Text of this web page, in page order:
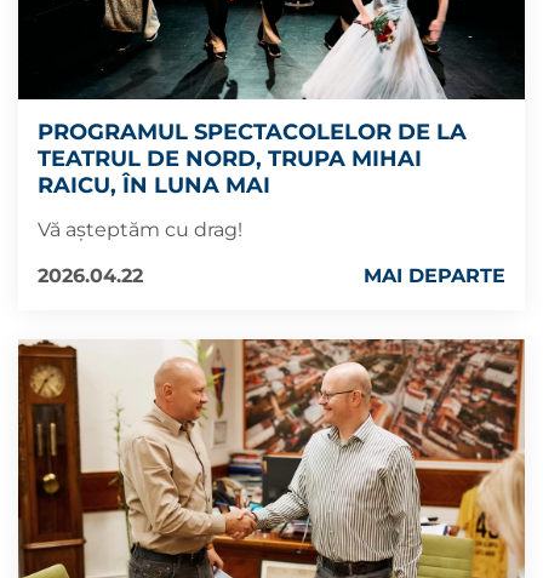
PROGRAMUL SPECTACOLELOR DE LA
TEATRUL DE NORD, TRUPA MIHAI
RAICU, ÎN LUNA MAI
Vă așteptăm cu drag!
2026.04.22
MAI DEPARTE